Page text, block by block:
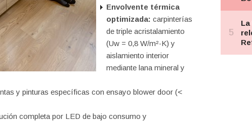
Envolvente térmica
optimizada: carpinterías
de triple acristalamiento
(Uw = 0,8 W/m²·K) y
aislamiento interior
mediante lana mineral y
y pinturas específicas con ensayo blower door (<
completa por LED de bajo consumo y